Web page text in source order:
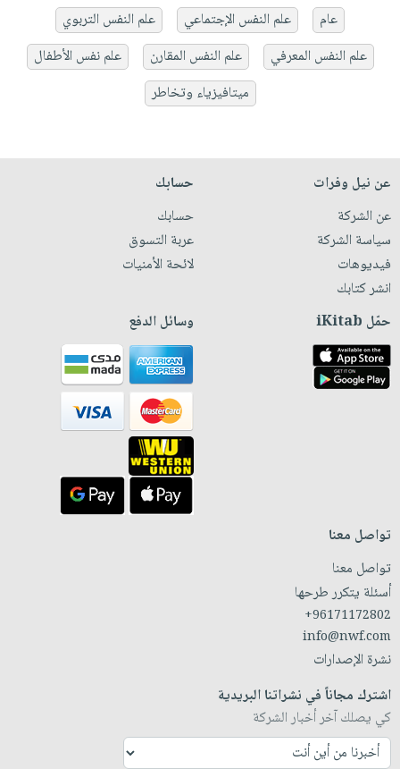
عام
علم النفس الإجتماعي
علم النفس التربوي
علم النفس المعرفي
علم النفس المقارن
علم نفس الأطفال
ميتافيزياء وتخاطر
عن نيل وفرات
عن الشركة
سياسة الشركة
فيديوهات
انشر كتابك
حسابك
حسابك
عربة التسوق
لائحة الأمنيات
حمّل iKitab وسائل الدفع
تواصل معنا
تواصل معنا
أسئلة يتكرر طرحها
+96171172802
info@nwf.com
نشرة الإصدارات
اشترك مجاناً في نشراتنا البريدية
كي يصلك آخر أخبار الشركة